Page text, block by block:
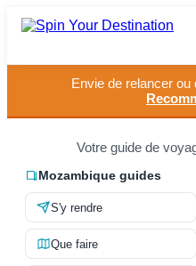
Destinations
Comment ça marche
À propos
Contact
Envie de relancer
Votre guide de
Mozambique guides
S'y rendre
Que faire